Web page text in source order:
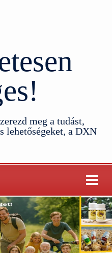
meg a tudást,
lehetőségeket, a DXN